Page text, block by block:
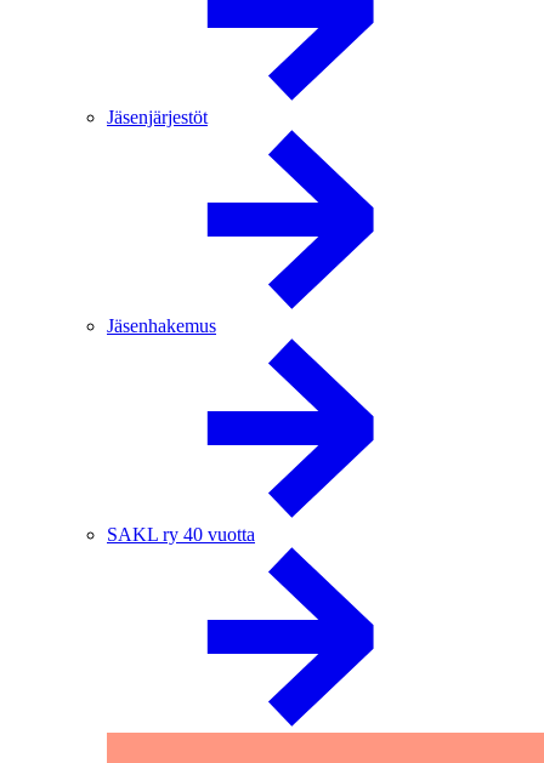
Jäsenjärjestöt
Jäsenhakemus
SAKL ry 40 vuotta